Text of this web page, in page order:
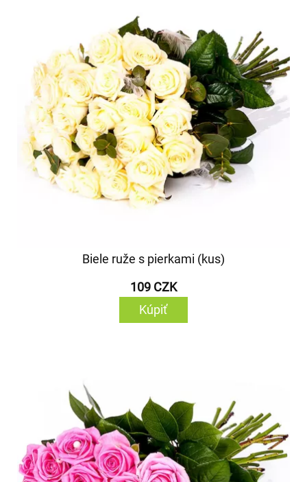
Biele ruže s pierkami (kus)
109 CZK
Kúpiť